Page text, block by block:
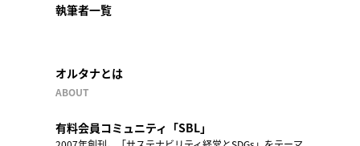
執筆者一覧
オルタナとは
ABOUT
有料会員コミュニティ「SBL」